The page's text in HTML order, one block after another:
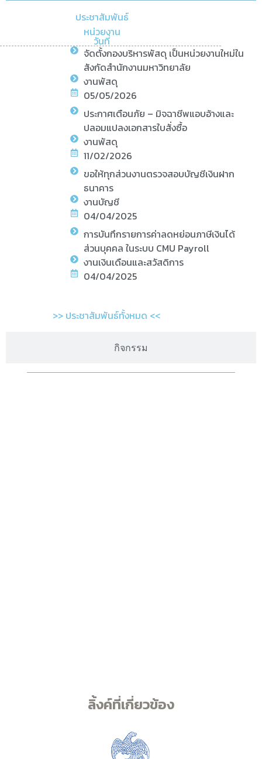
กิจกรรม
ประชาสัมพันธ์
หน่วยงาน
วันที่
จัดตั้งกองบริหารพัสดุ เป็นหน่วยงานใหม่ใน
สังกัดสำนักงานมหาวิทยาลัย
งานพัสดุ
05/05/2026
ประกาศเตือนภัย – มิจฉาชีพแอบอ้างและ
ปลอมแปลงเอกสารใบสั่งซื้อ
งานพัสดุ
11/02/2026
ขอให้ทุกส่วนงานตรวจสอบบัญชีเงินฝาก
ธนาคาร
งานบัญชี
04/04/2025
การบันทึกรายการค่าลดหย่อนภาษีเงินได้
ส่วนบุคคล ในระบบ CMU Payroll
งานเงินเดือนและสวัสดิการ
04/04/2025
>> ประชาสัมพันธ์ทั้งหมด <<
ลิ้งค์ที่เกี่ยวข้อง